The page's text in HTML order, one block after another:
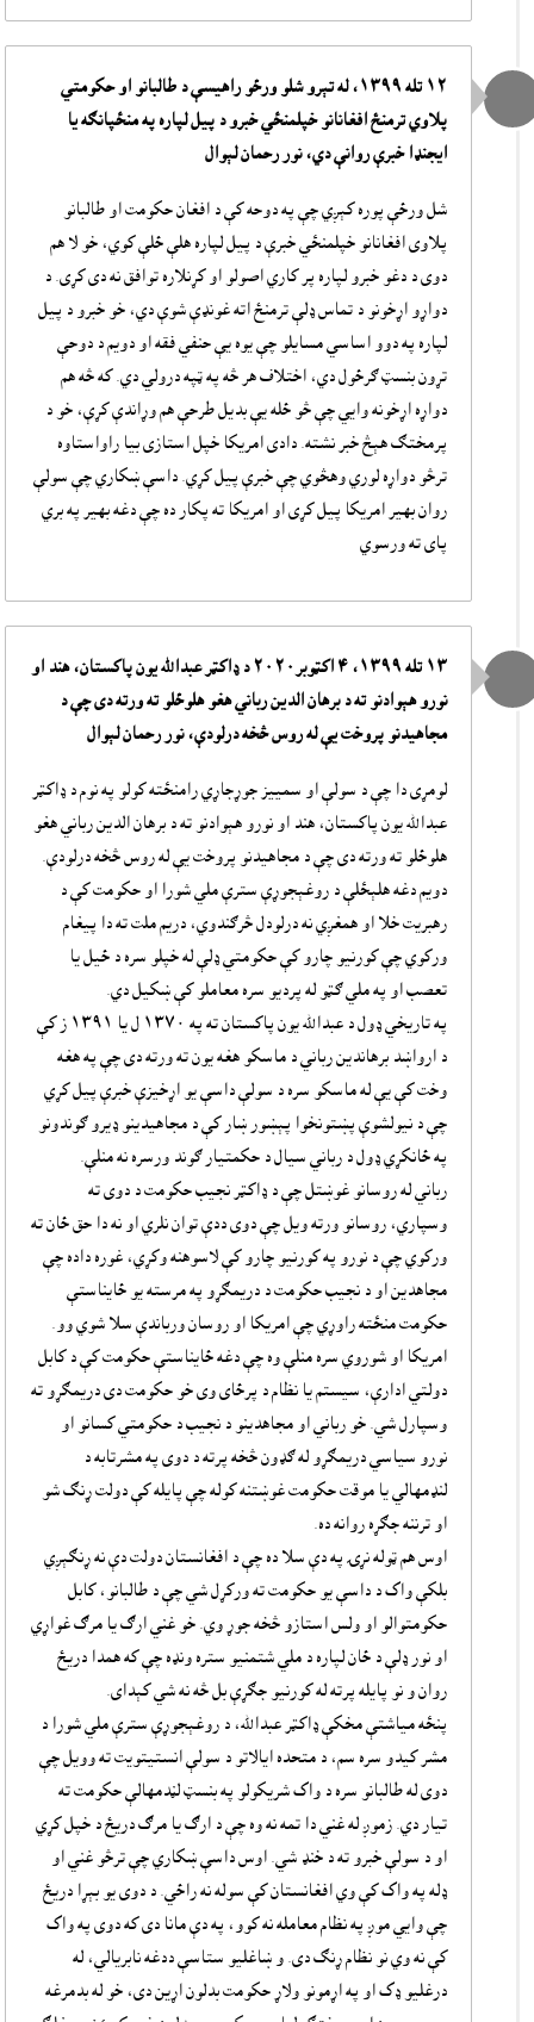
١٢ تله ١٣٩٩، له تېرو شلو ورځو راهيسې د طالبانو او حکومتي
پلاوي ترمنځ افغانانو خپلمنځي خبرو د پيل لپاره په منځپانګه يا
ايجنډا خبرې روانې دي، نور رحمان لېوال
شل ورځې پوره کېږي چې په دوحه کې د افغان حکومت او طالبانو
پلاوی افغانانو خپلمنځي خبرې د پيل لپاره هلې ځلې کوي، خو لا هم
دوی د دغو خبرو لپاره پر کاري اصولو او کړنلاره توافق نه دی کړی. د
دواړو اړخونو د تماس ډلې ترمنځ اته غونډې شوې دي، خو خبرو د پيل
لپاره په دوو اساسي مسايلو چې يوه يې حنفي فقه او دويم د دوحې
تړون بنسټ ګرځول دي، اختلاف هر څه په ټپه درولي دي. که څه هم
دواړه اړخونه وايي چې څو ځله يې بديل طرحې هم وړاندې کړې، خو د
پرمختګ هېڅ خبر نشته. دادى امريکا خپل استازى بيا راواستاوه
ترڅو دواړه لوري وهڅوي چې خبرې پيل کړي. داسې ښکاري چې سولې
روان بهير امریکا پيل کړی او امريکا ته پکار ده چې دغه بهير په بري
پای ته ورسوي
١٣ تله ١٣٩٩، ٤ اکټوبر٢٠٢٠ د ډاکټر عبدالله يون پاکستان، هند او
نورو هېوادنو ته د برهان الدين رباني هغو هلوځلو ته ورته دى چې د
مجاهيدنو پروخت يې له روس څخه درلودې، نور رحمان لېوال
لومړى دا چې د سولې او سمييز جوړجاړي رامنځته کولو په نوم د ډاکټر
عبدالله يون پاکستان، هند او نورو هېوادنو ته د برهان الدين رباني هغو
هلوځلو ته ورته دى چې د مجاهيدنو پروخت يې له روس څخه درلودې.
دويم دغه هلېځلې د روغېجوړې سترې ملي شورا او حکومت کې د
رهبريت خلا او همغږي نه درلودل څرګندوي، دريم ملت ته دا پيغام
ورکوي چې کورنيو چارو کې حکومتي ډلې له خپلو سره د ځيل يا
تعصب او په ملي ګټو له پرديو سره معاملو کې ښکيل دي.
په تاريخي ډول د عبدالله يون پاکستان ته په ١٣٧٠ ل يا ١٣٩١ ز کې
د ارواښد برهاندين رباني د ماسکو هغه يون ته ورته دى چې په هغه
وخت کې يې له ماسکو سره د سولې داسې يو اړخيزې خبرې پيل کړي
چې د نيولشوې پښتونخوا پېښور ښار کې د مجاهيدينو ډيرو ګوندونو
په ځانکړي ډول د رباني سيال د حکمتيار ګوند ورسره نه منلې.
رباني له روسانو غوښتل چې د ډاکټر نجيب حکومت د دوى ته
وسپاري، روسانو ورته ويل چې دوى ددې توان نلري او نه دا حق ځان ته
ورکوي چې د نورو په کورنيو چارو کې لاسوهنه وکړي، غوره داده چې
مجاهدين او د نجيب حکومت د دريمګړو په مرسته يو ځايناستې
حکومت منځته راوړي چې امريکا او روسان ورباندې سلا شوي وو.
امريکا او شوروي سره منلې وه چې دغه ځايناستې حکومت کې د کابل
دولتي ادارې، سيستم يا نظام د پرځاى وى خو حکومت دى دريمګړو ته
وسپارل شي. خو رباني او مجاهدينو د نجيب د حکومتي کسانو او
نورو سياسي دريمګړو له ګډون څخه پرته د دوى په مشرتابه د
لنډمهالي يا موقت حکومت غوښتنه کوله چې پايله کې دولت ړنګ شو
او ترننه جګړه روانه ده.
اوس هم ټوله نړۍ په دې سلا ده چې د افغانستان دولت دې نه ړنګېږي
بلکې واک د داسې يو حکومت ته ورکړل شي چې د طالبانو، کابل
حکومتوالو او ولس استازو څخه جوړ وي. خو غني ارګ يا مرګ غواړي
او نور ډلې د ځان لپاره د ملي شتمنيو ستره ونډه چې که همدا دريځ
روان و نو پايله پرته له کورنيو جګړې بل څه نه شي کېداى.
پنځه مياشتې مخکې ډاکټر عبدالله، د روغېجوړې سترې ملي شورا د
مشر کيدو سره سم، د متحده ايالاتو د سولې انستيتويت ته وويل چې
دوى له طالبانو سره د واک شريکولو په بنسټ لڼدمهالې حکومت ته
تيار دي. زموږ له غني دا تمه نه وه چې د ارګ يا مرګ دريځ د خپل کړي
او د سولې خبرو ته د خنډ شي. اوس داسې ښکاري چې ترڅو غني او
ډله په واک کې وي افغانستان کې سوله نه راځي. د دوى يو بېړا دريځ
چې وايي موږ په نظام معامله نه کوو، په دې مانا دى که دوى په واک
کې نه وي نو نظام ړنګ دى. و ښاغليو ستاسې ددغه نابريالي، له
درغليو ډک او په اړمونو ولاړ حکومت بدلون اړين دى، خو له بدمرغه